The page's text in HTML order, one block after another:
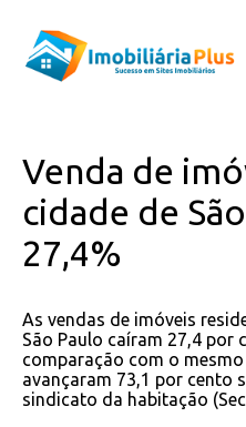
Venda de
cidade de
27,4%
As vendas de imóveis
São Paulo caíram 27,4 por
comparação com o
avançaram 73,1 por cento
sindicato da habitação